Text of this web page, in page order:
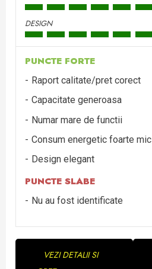
DESIGN
PUNCTE FORTE
Raport calitate/pret corect
Capacitate generoasa
Numar mare de functii
Consum energetic foarte mic
Design elegant
PUNCTE SLABE
Nu au fost identificate
VEZI DETALII SI
Continue